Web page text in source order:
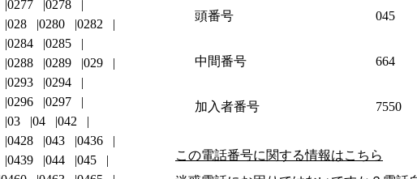
頭番号 045
中間番号 664
加入者番号 7550
この電話番号に関する情報はこちら
0277
0278
028 0280
0282
0284
0285
0288 0289
029
0293
0294
0296
0297
03 04
042
0428 043
0436
0439 044
045